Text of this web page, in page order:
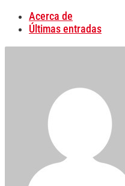
Acerca de
Últimas entradas